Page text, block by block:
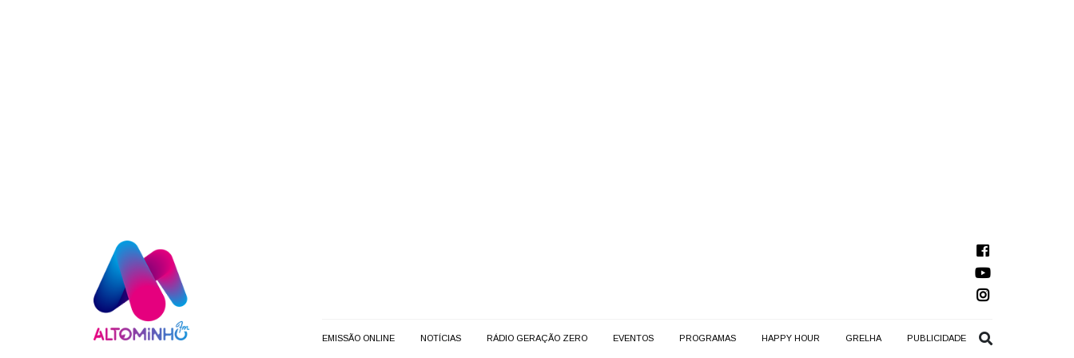
EMISSÃO ONLINE NOTÍCIAS RÁDIO GERAÇÃO ZERO EVENTOS PROGRAMAS HAPPY HOUR GRELHA PUBLICIDADE